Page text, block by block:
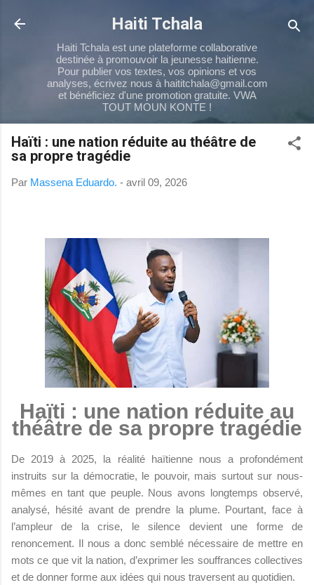
Passer au contenu principal
Haiti Tchala
Haiti Tchala est une plateforme collaborative
destinée à promouvoir la jeunesse haitienne.
Pour publier vos textes, vos opinions et vos
analyses, écrivez nous à haititchala@gmail.com
et bénéficiez d'une promotion gratuite. VWA
TOUT MOUN KONTE !
Haïti : une nation réduite au théâtre de
sa propre tragédie
Par Massena Eduardo. - avril 09, 2026
Haïti : une nation réduite au
théâtre de sa propre tragédie
De 2019 à 2025, la réalité haïtienne nous a profondément
instruits sur la démocratie, le pouvoir, mais surtout sur nous-
mêmes en tant que peuple. Nous avons longtemps observé,
analysé, hésité avant de prendre la plume. Pourtant, face à
l’ampleur de la crise, le silence devient une forme de
renoncement. Il nous a donc semblé nécessaire de mettre en
mots ce que vit la nation, d’exprimer les souffrances collectives
et de donner forme aux idées qui nous traversent au quotidien.